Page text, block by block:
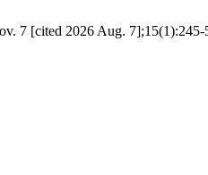
7 [cited 2026 Aug.